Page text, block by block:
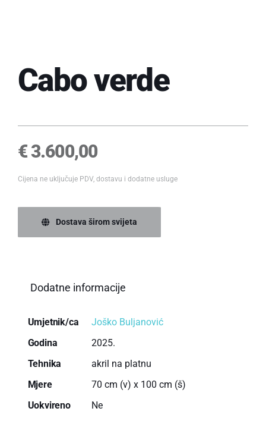
Cabo verde
€3.600,00
Cijena ne uključuje PDV, dostavu i dodatne usluge
Dostava širom svijeta
Dodatne informacije
Umjetnik/ca
Joško Buljanović
Godina
2025.
Tehnika
akril na platnu
Mjere
70 cm (v) x 100 cm (š)
Uokvireno
Ne